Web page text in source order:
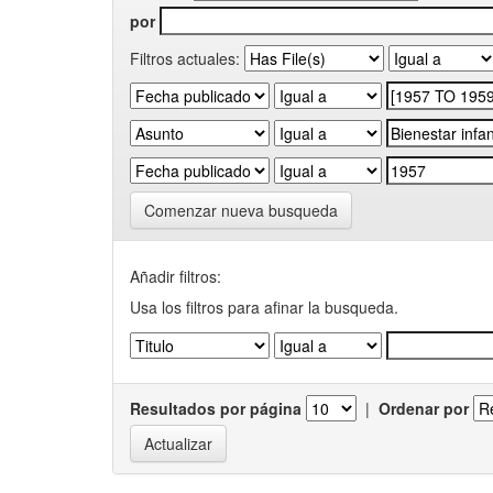
por
Filtros actuales:
Comenzar nueva busqueda
Añadir filtros:
Usa los filtros para afinar la busqueda.
Resultados por página | Ordenar por